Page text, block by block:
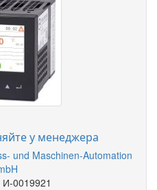
у менеджера
und Maschinen-Automation
И-0019921